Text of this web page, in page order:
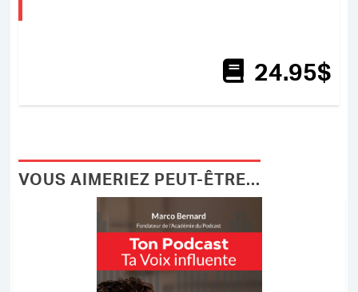
24.95$
VOUS AIMERIEZ PEUT-ÊTRE...